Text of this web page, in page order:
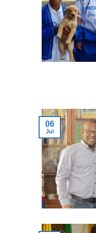
06
Jul